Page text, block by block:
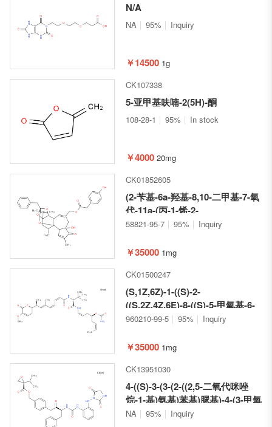
N/A
NA 95% Inquiry
￥14500 1g
CK107338
5-亚甲基呋喃-2(5H)-酮
108-28-1 95% In stock
￥4000 20mg
CK01852605
(2-苄基-6a-羟基-8,10-二甲基-7-氧
代-11a-(丙-1-烯-2-
基)-3a,3b,6,6a,9a,10,11,11a-八
并[1,2-d][1,3]二氧戊环-5-基)甲基
58821-95-7 95% Inquiry
￥35000 1mg
CK01500247
(S,1Z,6Z)-1-((S)-2-
((S,2Z,4Z,6E)-8-((S)-5-甲氧基-6-
氧代-3,6-二氢-2H-吡喃-2-基)-6-甲
基丁酰胺基)辛-1,6-二烯-4-基 氨基
960210-99-5 95% Inquiry
￥35000 1mg
CK13951030
4-((S)-3-(3-(2-((2,5-二氧代咪唑
烷-1-基)氨基)苯基)脲基)-4-(3-甲氧
基苯基)-2-氧代丁基)苄基 (R)-2-异
NA 95% Inquiry